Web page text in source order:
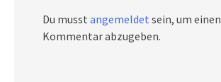
Du musst angemeldet sein, um einen
Kommentar abzugeben.